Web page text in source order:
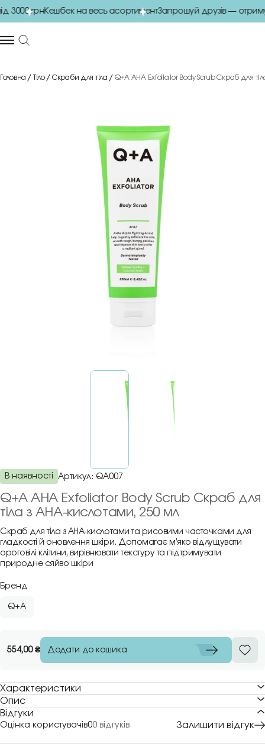
грнКешбек на весь асортиментЗапрошуй друзів —
Головна Тіло Скраби для тіла Q+A AHA Exfoliator Body Scrub Скраб для
В наявності Артикул: QA007
Q+A AHA Exfoliator Body Scrub Скраб для
тіла з AHA-кислотами, 250 мл
Скраб для тіла з AHA-кислотами та рисовими часточками для
гладкості й оновлення шкіри. Допомагає м’яко відлущувати
ороговілі клітини, вирівнювати текстуру та підтримувати
природне сяйво шкіри
Бренд
Q+A
554,00₴ Додати до кошика
Характеристики
Опис
Відгуки
Оцінка користувачів00 відгуків Залишити відгук